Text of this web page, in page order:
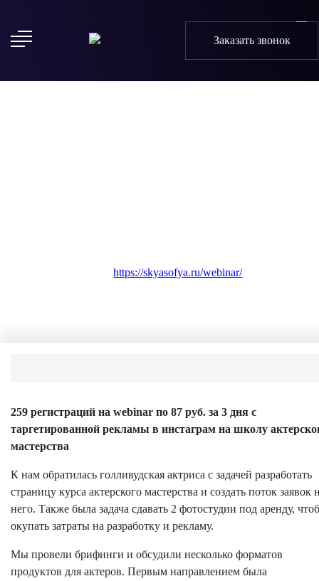
Заказать звонок
Сайт клиента :https://skyasofya.ru/webinar/
259 регистраций на webinar по 87 руб. за 3 дня с
таргетированной рекламы в инстаграм на школу
мастерства
К нам обратилась голливудская актриса с задачей разработать
страницу курса актерского мастерства и создать поток заявок
него. Также была задача сдавать 2 фотостудии под аренду,
окупать затраты на разработку и рекламу.
Мы провели брифинги и обсудили несколько форматов
продуктов для актеров. Первым направлением была